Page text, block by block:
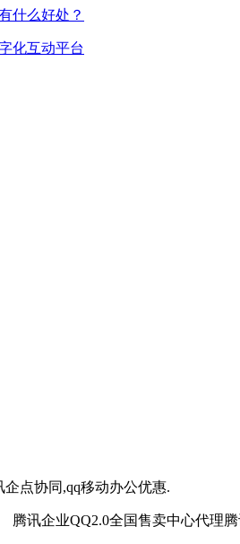
什么好处？
化互动平台
腾讯企业QQ2.0全国售卖中心代理腾